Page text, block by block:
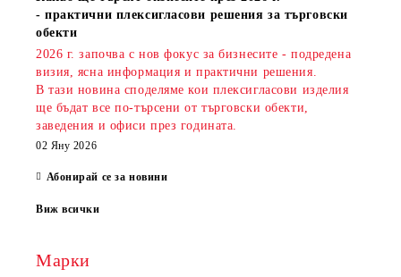
- практични плексигласови решения за търговски
обекти
2026 г. започва с нов фокус за бизнесите - подредена
визия, ясна информация и практични решения.
В тази новина споделяме кои плексигласови изделия
ще бъдат все по-търсени от търговски обекти,
заведения и офиси през годината.
02 Яну 2026
Абонирай се за новини
Виж всички
Марки